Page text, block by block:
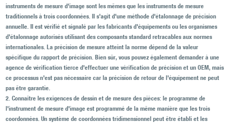
instruments de mesure d'image sont les mêmes que les instruments de mesure
traditionnels à trois coordonnées. Il s'agit d'une méthode d'étalonnage de précision
annuelle. Il est vérifié et signalé par les fabricants d'équipements ou les organismes
d'étalonnage autorisés utilisant des composants standard retracables aux normes
internationales. La précision de mesure atteint la norme dépend de la valeur
spécifique du rapport de précision. Bien sûr, vous pouvez également demander à une
agence de vérification tierce d'effectuer une vérification de précision et un OEM, mais
ce processus n'est pas nécessaire car la précision de retour de l'équipement ne peut
pas être garantie.
2. Connaître les exigences de dessin et de mesure des pièces: le programme de
l'instrument de mesure d'image est programmé de la même manière que les trois
coordonnées. Un système de coordonnées tridimensionnel peut être établi et les